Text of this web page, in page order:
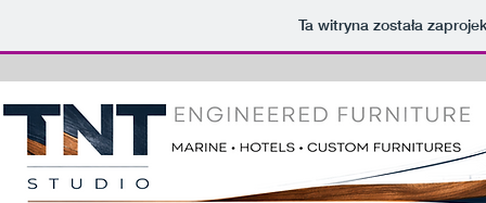
Ta witryna została